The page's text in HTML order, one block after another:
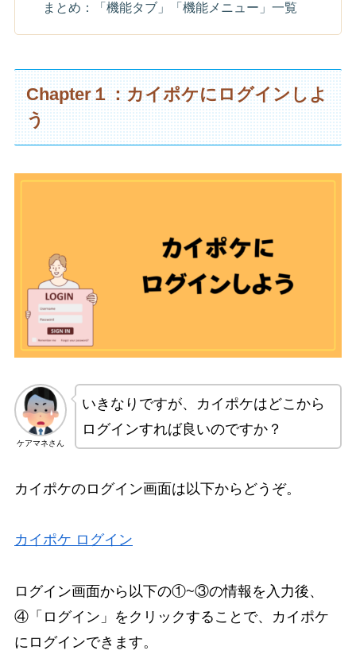
まとめ：「機能タブ」「機能メニュー」一覧
Chapter１：カイポケにログインしよ
う
ケアマネさん
いきなりですが、カイポケはどこから
ログインすれば良いのですか？
カイポケのログイン画面は以下からどうぞ。
カイポケ ログイン
ログイン画面から以下の①~③の情報を入力後、
④「ログイン」をクリックすることで、カイポケ
にログインできます。